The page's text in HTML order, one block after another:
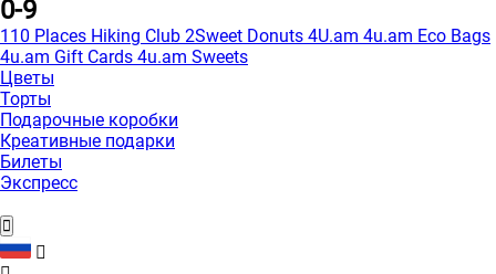
0-9
110 Places Hiking Club 2Sweet Donuts 4U.am 4u.am Eco Bags
4u.am Gift Cards 4u.am Sweets
Цветы
Торты
Подарочные коробки
Креативные подарки
Билеты
Экспресс